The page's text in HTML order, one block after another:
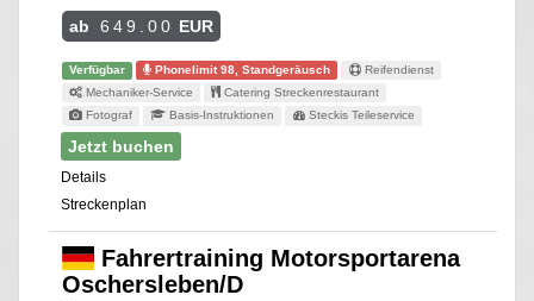
ab 649.00 EUR
Verfügbar Phonelimit 98, Standgeräusch
Reifendienst
Mechaniker-Service
Catering Streckenrestaurant
Fotograf
Basis-Instruktionen Steckis Teileservice
Jetzt buchen
Details
Streckenplan
Fahrertraining Motorsportarena
Oschersleben/D